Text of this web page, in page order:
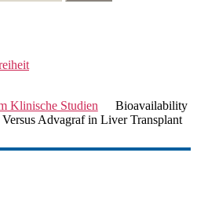
Klinische Studien
Bioavailability
Advagraf in Liver Transplant